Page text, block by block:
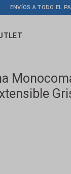
A TODO EL PAÍS